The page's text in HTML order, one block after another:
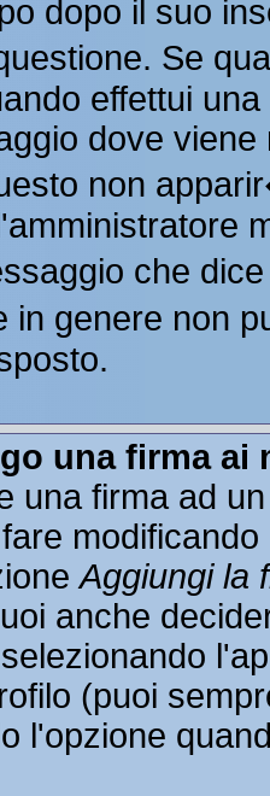
dopo il suo
Se
effettui
dove
non
che
in genere non
una firma ai
una firma ad
Aggiungi la
anche
(puoi
l'opzione